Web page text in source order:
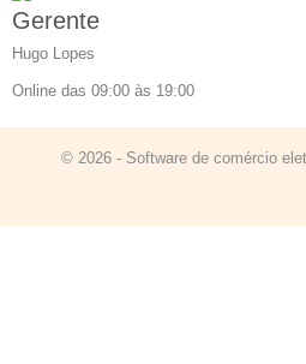
Gerente
Hugo Lopes
Online das 09:00 às 19:00
© 2026 - Software de comércio